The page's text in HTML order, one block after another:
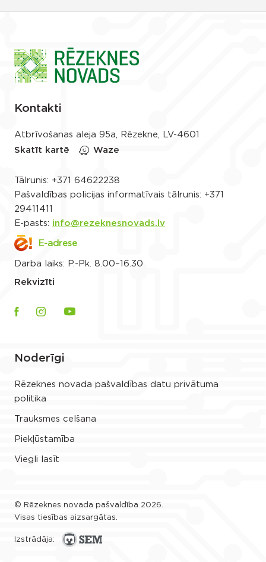
Kontakti
Atbrīvošanas aleja 95a, Rēzekne, LV-4601
Skatīt kartē
Waze
Tālrunis: +371 64622238
Pašvaldības policijas informatīvais tālrunis: +371
29411411
E-pasts: info@rezeknesnovads.lv
E-adrese
Darba laiks: P.-Pk. 8.00–16.30
Rekvizīti
Noderīgi
Rēzeknes novada pašvaldības datu privātuma
politika
Trauksmes celšana
Piekļūstamība
Viegli lasīt
© Rēzeknes novada pašvaldība 2026.
Visas tiesības aizsargātas.
Izstrādāja: